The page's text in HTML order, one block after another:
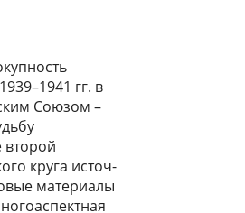
гг. в
Союзом –
второй
круга источ­
материалы